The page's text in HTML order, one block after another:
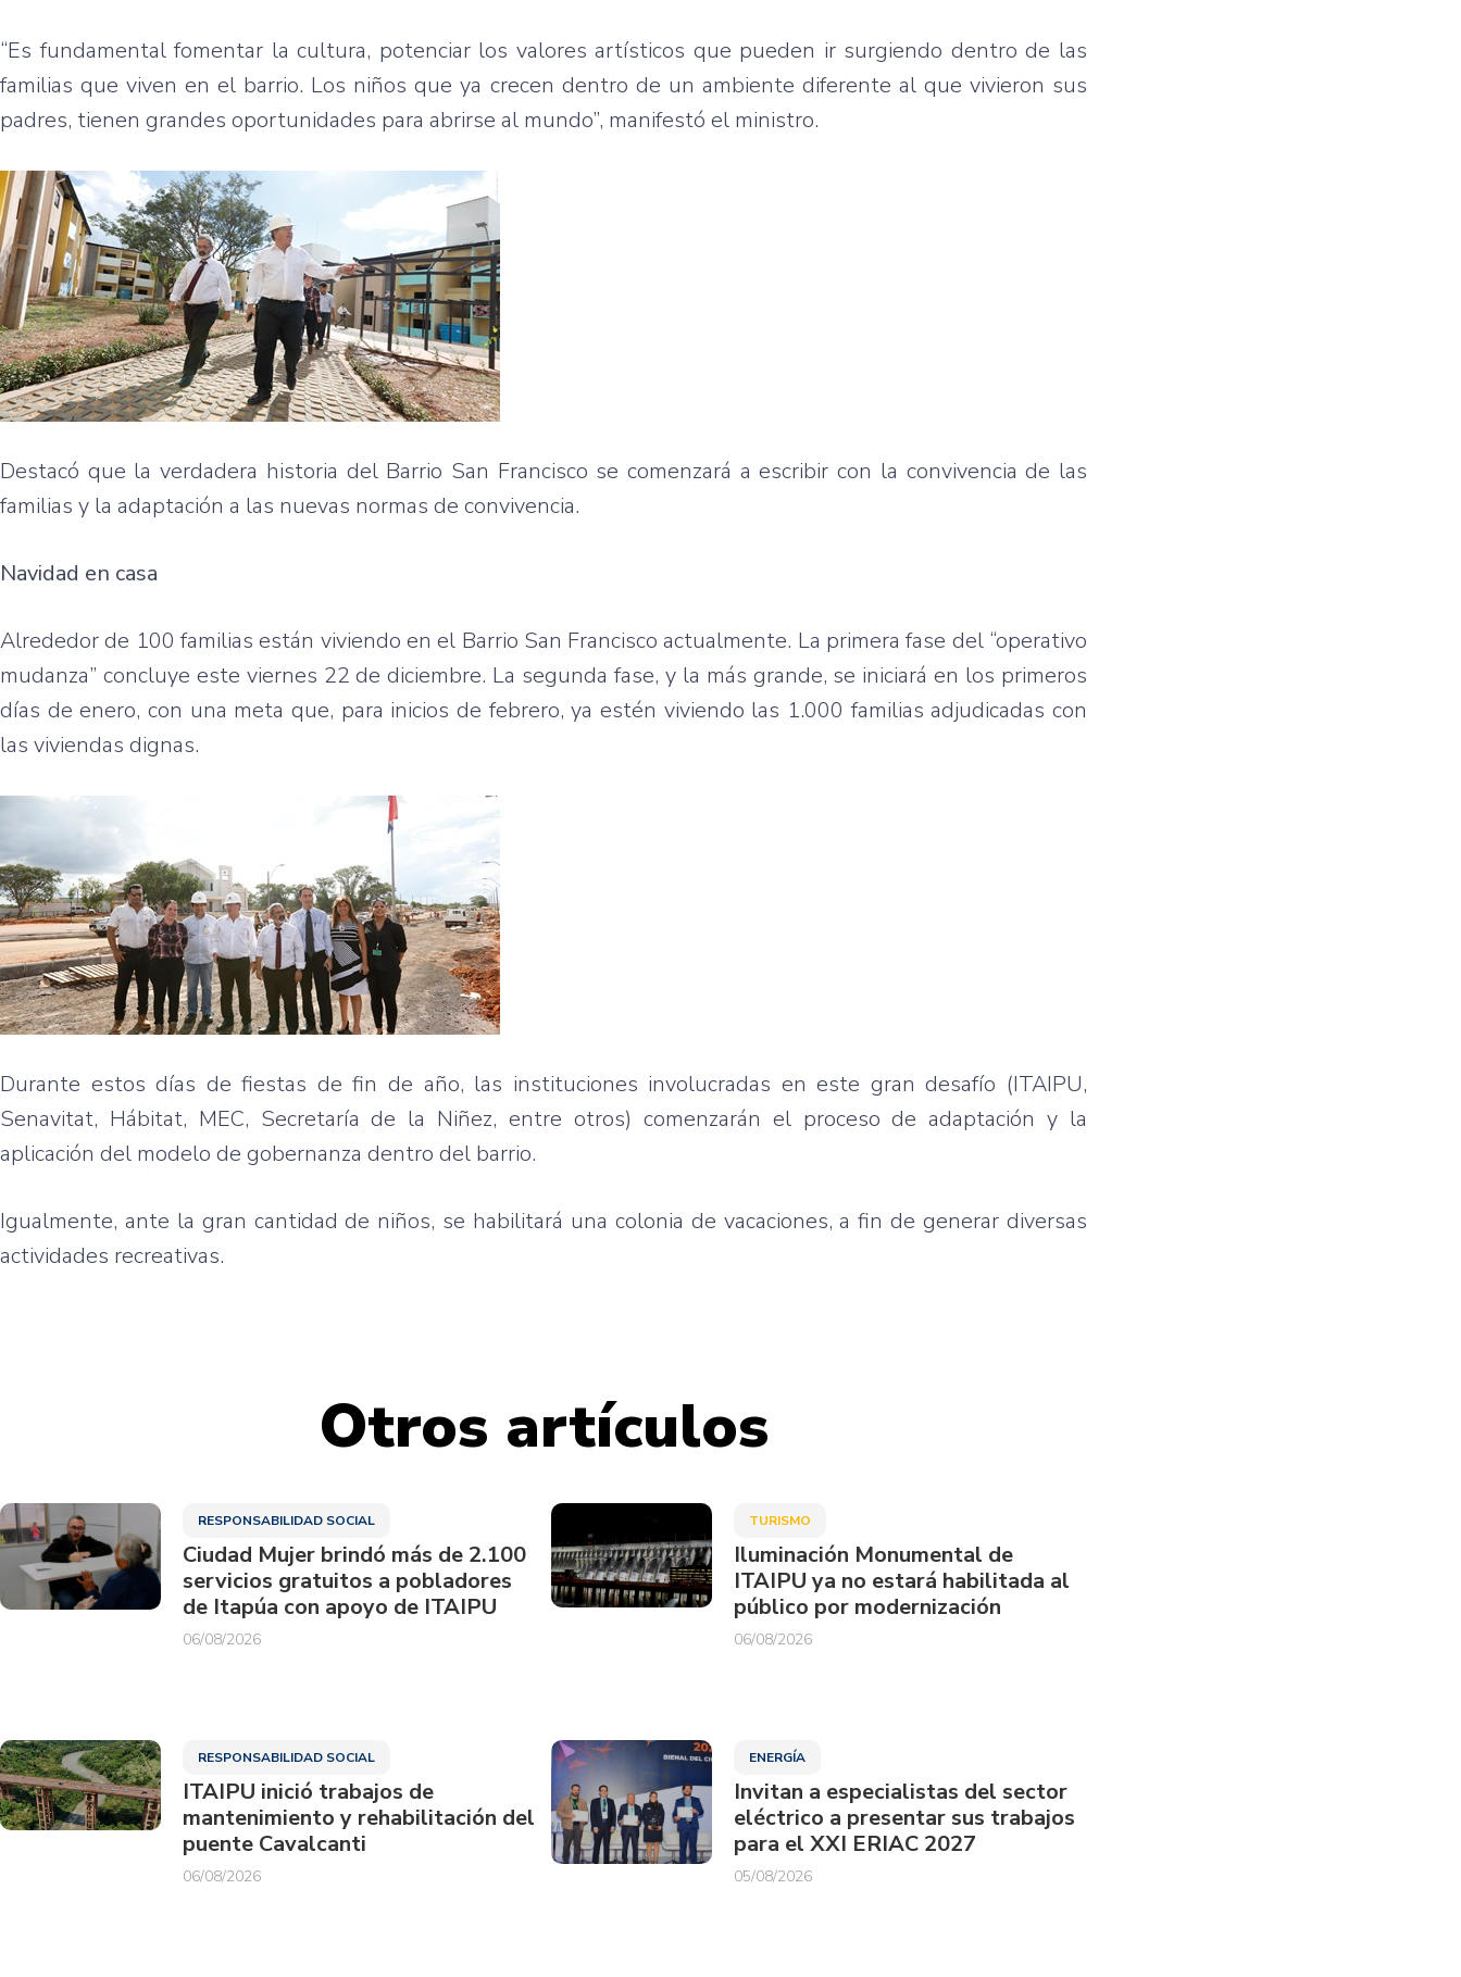
“Es fundamental fomentar la cultura, potenciar los valores artísticos que pueden ir surgiendo dentro de las
familias que viven en el barrio. Los niños que ya crecen dentro de un ambiente diferente al que vivieron sus
padres, tienen grandes oportunidades para abrirse al mundo”, manifestó el ministro.
Destacó que la verdadera historia del Barrio San Francisco se comenzará a escribir con la convivencia de las
familias y la adaptación a las nuevas normas de convivencia.
Navidad en casa
Alrededor de 100 familias están viviendo en el Barrio San Francisco actualmente. La primera fase del “operativo
mudanza” concluye este viernes 22 de diciembre. La segunda fase, y la más grande, se iniciará en los primeros
días de enero, con una meta que, para inicios de febrero, ya estén viviendo las 1.000 familias adjudicadas con
las viviendas dignas.
Durante estos días de fiestas de fin de año, las instituciones involucradas en este gran desafío (ITAIPU,
Senavitat, Hábitat, MEC, Secretaría de la Niñez, entre otros) comenzarán el proceso de adaptación y la
aplicación del modelo de gobernanza dentro del barrio.
Igualmente, ante la gran cantidad de niños, se habilitará una colonia de vacaciones, a fin de generar diversas
actividades recreativas.
Otros artículos
RESPONSABILIDAD SOCIAL
Ciudad Mujer brindó más de 2.100
servicios gratuitos a pobladores
de Itapúa con apoyo de ITAIPU
06/08/2026
TURISMO
Iluminación Monumental de
ITAIPU ya no estará habilitada al
público por modernización
06/08/2026
RESPONSABILIDAD SOCIAL
ITAIPU inició trabajos de
mantenimiento y rehabilitación del
puente Cavalcanti
06/08/2026
ENERGÍA
Invitan a especialistas del sector
eléctrico a presentar sus trabajos
para el XXI ERIAC 2027
05/08/2026